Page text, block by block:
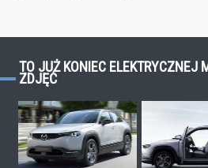
TO JUŻ KONIEC ELEKTRYCZNEJ
ZDJĘĆ